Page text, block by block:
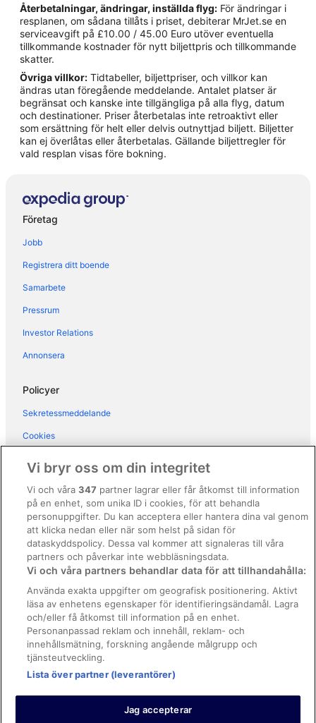
Hotell i Åskloster
Hotell i Ästad
Hotell i Bua
Hotell i Falkenberg
Hotell i Frillesås
Hotell i Glommen
Hotell i Heberg
Hotell i Kungsäter
Hotell i Träslövsläge
Hotell i Tvååker
Hotell i Ullared
Hotell i Varberg
Hotell i Veddige
Villor i Skrea
3-Stjärniga hotell i Skrea
3-Stjärniga hotell i Tvååker
Stugor i Ullared
Semesterparker i Varberg
Hotell i närheten av Varbergs fästning
Återbetalningar, ändringar, inställda flyg: För ändringar i
resplanen, om sådana tillåts i priset, debiterar MrJet.se en
serviceavgift på £10.00 / 45.00 Euro utöver eventuella
tillkommande kostnader för nytt biljettpris och tillkommande
skatter.
Övriga villkor: Tidtabeller, biljettpriser, och villkor kan
ändras utan föregående meddelande. Antalet platser är
begränsat och kanske inte tillgängliga på alla flyg, datum
och destinationer. Priser återbetalas inte retroaktivt eller
som ersättning för helt eller delvis outnyttjad biljett. Biljetter
kan ej överlåtas eller återbetalas. Gällande biljettregler för
vald resplan visas före bokning.
Företag
Jobb
Registrera ditt boende
Samarbete
Pressrum
Investor Relations
Annonsera
Policyer
Sekretessmeddelande
Cookies
Regler och villkor för Vrbo
Tillgänglighetsanpassning
Juridisk information/Kontakta oss
Riktlinjer för innehåll och anmäla innehåll
Hjälp
Kontakta oss
Avboka eller ändra din bokning
Boka ett flyg med flygbolagskredit
Återbetalningsprocess och tidslinjer
Vi bryr oss om din integritet
Vi och våra347 partner lagrar eller får åtkomst till information
på en enhet, som unika ID i cookies, för att behandla
personuppgifter. Du kan acceptera eller hantera dina val genom
att klicka nedan eller när som helst på sidan för
dataskyddspolicy. Dessa val kommer att signaleras till våra
partners och påverkar inte webbläsningsdata.
Vi och våra partners behandlar data för att tillhandahålla:
Använda exakta uppgifter om geografisk positionering. Aktivt
läsa av enhetens egenskaper för identifieringsändamål. Lagra
och/eller få åtkomst till information på en enhet.
Personanpassad reklam och innehåll, reklam- och
innehållsmätning, forskning angående målgrupp och
tjänsteutveckling.
Lista över partner (leverantörer)
Jag accepterar